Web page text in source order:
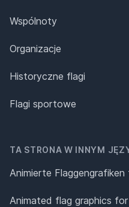
Wspólnoty
Organizacje
Historyczne flagi
Flagi sportowe
TA STRONA W INNYM
Animierte Flaggengrafiken
Animated flag graphics for